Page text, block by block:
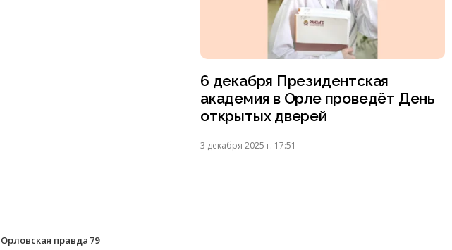
6 декабря Президентская
академия в Орле проведёт День
открытых дверей
3 декабря 2025 г. 17:51
Орловская правда 79